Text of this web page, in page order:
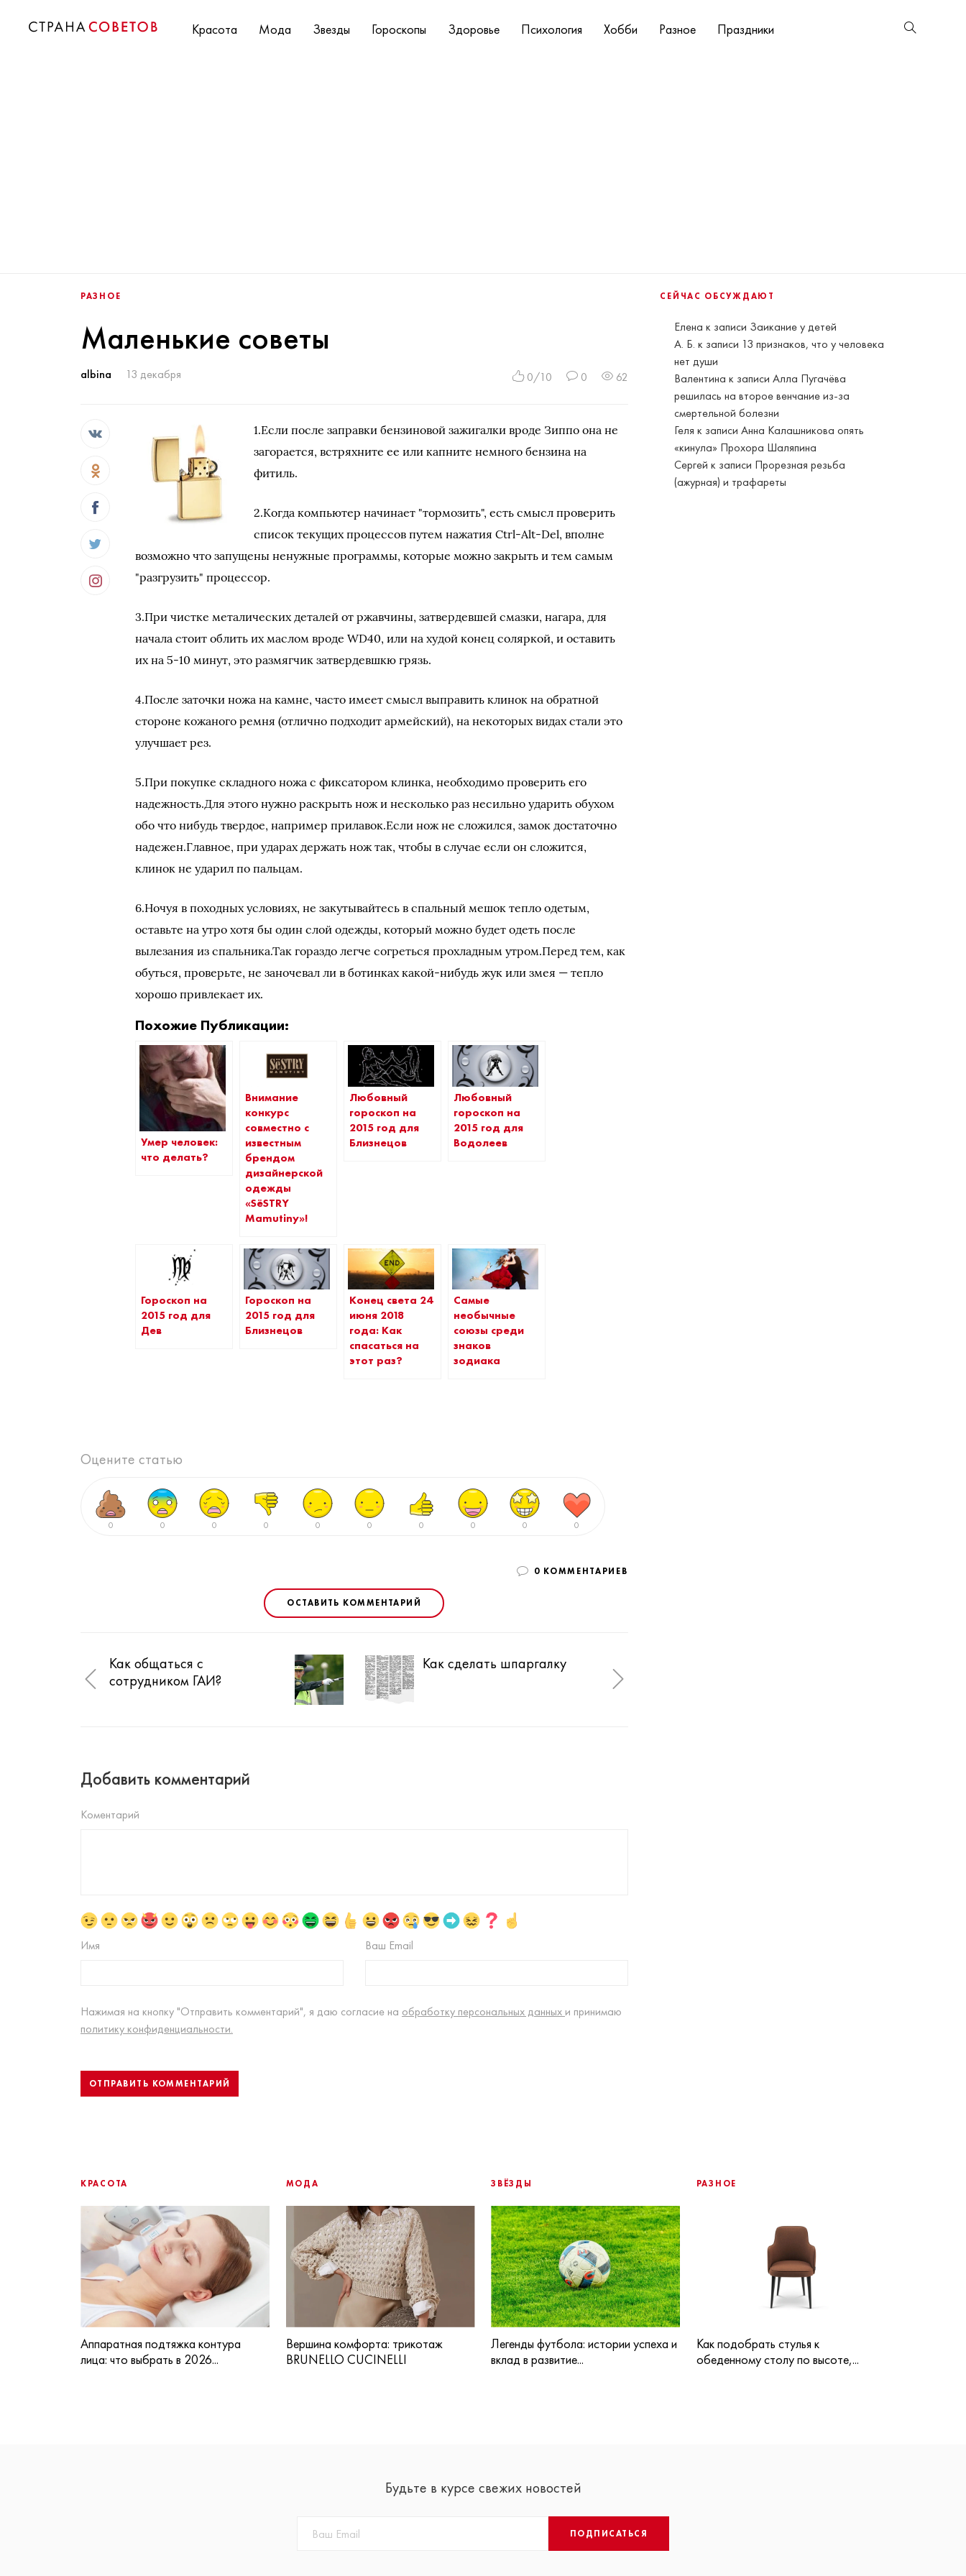
Красота Мода Звезды Гороскопы Здоровье Психология Хобби Разное Праздники
СЕЙЧАС ОБСУЖДАЮТ
Елена к записи Заикание у детей
А. Б. к записи 13 признаков, что у человека
нет души
Валентина к записиАлла Пугачёва
решилась на второе венчание из-за
смертельной болезни
Геля к записиАнна Калашникова опять
«кинула» Прохора Шаляпина
Сергей к записи Прорезная резьба
(ажурная) и трафареты
РАЗНОЕ
Маленькие советы
albina 13 декабря 0/10 0 62
1.Если после заправки бензиновой зажигалки вроде Зиппо она не
загорается, встряхните ее или капните немного бензина на
фитиль.
2.Когда компьютер начинает "тормозить", есть смысл проверить
список текущих процессов путем нажатия Ctrl-Alt-Del, вполне
возможно что запущены ненужные программы, которые можно закрыть и тем самым
"разгрузить" процессор.
3.При чистке металических деталей от ржавчины, затвердевшей смазки, нагара, для
начала стоит облить их маслом вроде WD40, или на худой конец соляркой, и оставить
их на 5-10 минут, это размягчик затвердевшкю грязь.
4.После заточки ножа на камне, часто имеет смысл выправить клинок на обратной
стороне кожаного ремня (отлично подходит армейский), на некоторых видах стали это
улучшает рез.
5.При покупке складного ножа с фиксатором клинка, необходимо проверить его
надежность.Для этого нужно раскрыть нож и несколько раз несильно ударить обухом
обо что нибудь твердое, например прилавок.Если нож не сложился, замок достаточно
надежен.Главное, при ударах держать нож так, чтобы в случае если он сложится,
клинок не ударил по пальцам.
6.Ночуя в походных условиях, не закутывайтесь в спальный мешок тепло одетым,
оставьте на утро хотя бы один слой одежды, который можно будет одеть после
вылезания из спальника.Так гораздо легче согреться прохладным утром.Перед тем, как
обуться, проверьте, не заночевал ли в ботинках какой-нибудь жук или змея — тепло
хорошо привлекает их.
Похожие Публикации:
Умер человек:
что делать?
Внимание
конкурс
совместно с
известным
брендом
дизайнерской
одежды
«SёSTRY
Mamutiny»!
Любовный
гороскоп на
2015 год для
Близнецов
Любовный
гороскоп на
2015 год для
Водолеев
Гороскоп на
2015 год для
Дев
Гороскоп на
2015 год для
Близнецов
Конец света 24
июня 2018
года: Как
спасаться на
этот раз?
Самые
необычные
союзы среди
знаков
зодиака
Оцените статью
0 0 0 0 0 0 0 0 0 0
0 КОММЕНТАРИЕВ
ОСТАВИТЬ КОММЕНТАРИЙ
Как общаться с
сотрудником ГАИ?
Как сделать шпаргалку
СМС?
Добавить комментарий
Коментарий
Имя Ваш Email
Нажимая на кнопку "Отправить комментарий", я даю согласие на обработку персональных данных и принимаю
политику конфиденциальности.
КРАСОТА
Аппаратная подтяжка контура
лица: что выбрать в 2026...
МОДА
Вершина комфорта: трикотаж
BRUNELLO CUCINELLI
ЗВЁЗДЫ
Легенды футбола: истории успеха и
вклад в развитие...
РАЗНОЕ
Как подобрать стулья к
обеденному столу по высоте,...
Будьте в курсе свежих новостей
ПОДПИСАТЬСЯ